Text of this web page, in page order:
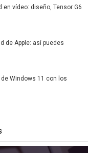
en vídeo: diseño, Tensor G6
de Apple: así puedes
Windows 11 con los